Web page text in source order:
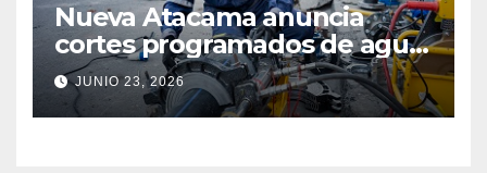
Nueva Atacama anuncia
cortes programados de agua
potable en Copiapó y
Caldera: revisa fechas,
horarios y sectores
JUNIO 23, 2026